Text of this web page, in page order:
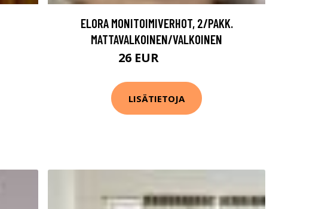
ELORA MONITOIMIVERHOT, 2/PAKK.
MATTAVALKOINEN/VALKOINEN
26 EUR
LISÄTIETOJA